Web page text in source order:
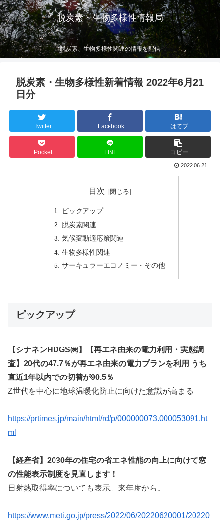
脱炭素・生物多様性情報局
脱炭素、生物多様性関連の情報を配信
脱炭素・生物多様性新着情報 2022年6月21
日分
Twitter Facebook はてブ
Pocket LINE コピー
2022.06.21
目次
ピックアップ
脱炭素関連
気候変動適応策関連
生物多様性関連
サーキュラーエコノミー・その他
ピックアップ
【シナネンHDGS㈱】【再エネ由来の電力利用・実態調
査】20代の47.7％が再エネ由来の電力プランを利用 うち
直近1年以内での切替が90.5％
Z世代を中心に地球温暖化防止に向けた意識が高まる
https://prtimes.jp/main/html/rd/p/000000073.000053091.ht
ml
【経産省】2030年の住宅の省エネ性能の向上に向けて窓
の性能表示制度を見直します！
日射熱取得率についても表示。来年度から。
https://www.meti.go.jp/press/2022/06/20220620001/20220